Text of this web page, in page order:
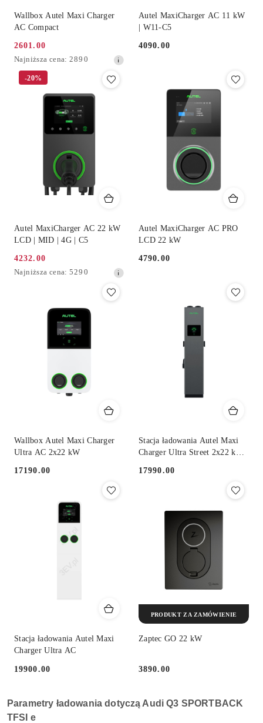
Wallbox Autel Maxi Charger
AC Compact
promocyjna:
2601.00
Najniższa
cena
Najniższa cena: 2890
Autel MaxiCharger AC 11 kW
| W11-C5
4090.00
Autel MaxiCharger AC 22 kW
LCD | MID | 4G | C5
Cena
promocyjna:
4232.00
Najniższa
Najniższa cena: 5290
-20%
Autel MaxiCharger AC PRO
LCD 22 kW
Cena:
4790.00
Wallbox Autel Maxi Charger
Ultra AC 2x22 kW
17190.00
Stacja ładowania Autel Maxi
Charger Ultra Street 2x22 kW
17990.00
Stacja ładowania Autel Maxi
Charger Ultra AC
Cena:
19900.00
Zaptec GO 22 kW
Cena:
3890.00
PRODUKT ZA ZAMÓWIENIE
Parametry ładowania dotyczą Audi Q3 SPORTBACK
TFSI e